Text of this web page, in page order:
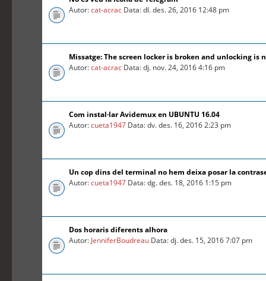
Autor:cat-acrac Data: dl. des. 26, 2016 12:48 pm
Missatge: The screen locker is broken and unlocking is
Autor:cat-acrac Data: dj. nov. 24, 2016 4:16 pm
Com instal·lar Avidemux en UBUNTU 16.04
Autor:cueta1947 Data: dv. des. 16, 2016 2:23 pm
Un cop dins del terminal no hem deixa posar la
Autor:cueta1947 Data: dg. des. 18, 2016 1:15 pm
Dos horaris diferents alhora
Autor: JenniferBoudreau Data: dj. des. 15, 2016 7:07 pm